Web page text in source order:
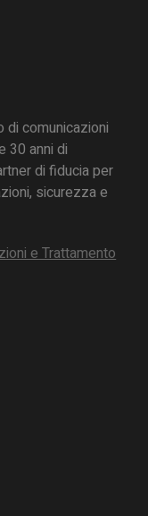
di comunicazioni
30 anni di
di fiducia per
sicurezza e
e Trattamento